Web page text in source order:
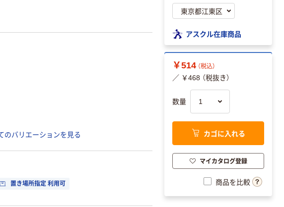
のバリエーションを見る
置き場所指定 利用可
アスクル在庫商品
￥514 （税込）
／ ￥468 （税抜き）
数量
カゴに入れる
マイカタログ登録
商品を比較